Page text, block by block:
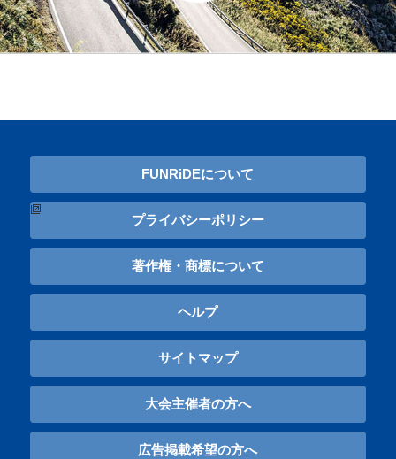
FUNRiDEについて
プライバシーポリシー
著作権・商標について
ヘルプ
サイトマップ
大会主催者の方へ
広告掲載希望の方へ